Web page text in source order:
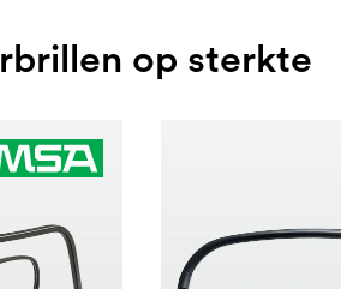
op sterkte